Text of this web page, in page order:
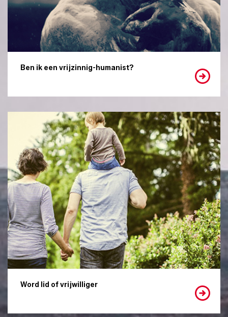
Ben ik een vrijzinnig-humanist?
Word lid of vrijwilliger